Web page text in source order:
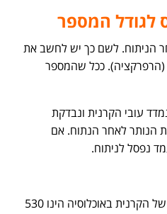
לגודל המספר
הניתוח. לשם כך יש לחשב את
(הרפרקציה). ככל שהמספר
עובי הקרנית ונבדקת
הנותר לאחר הנתוח. אם
נפסל לניתוח.
את עובי הקרנית מודדים במיקרונים (מיקרון אחד = אלפית מ"מ). העובי הממוצע של הקרנית באוכלוסיה הינו 530